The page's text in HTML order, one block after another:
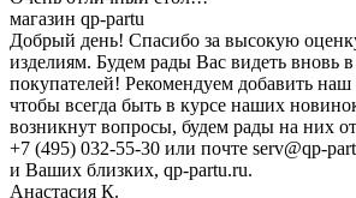
магазин qp-partu
Добрый день! Спасибо за высокую
изделиям. Будем рады Вас видеть вновь
покупателей! Рекомендуем добавить наш
чтобы всегда быть в курсе наших
возникнут вопросы, будем рады на них
+7 (495) 032-55-30 или почте serv@qp-
и Ваших близких, qp-partu.ru.
Анастасия К.